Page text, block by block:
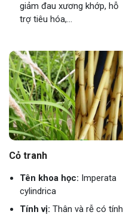
giảm đau xương khớp, hỗ
trợ tiêu hóa,...
Cỏ tranh
Tên khoa học: Imperata
cylindrica
Tính vị: Thân và rễ có tính